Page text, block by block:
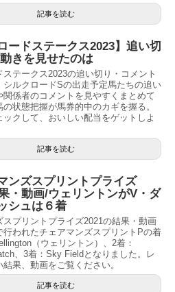
記事を読む
ードステークス2023】追い切
きを見せたのは
ステークス2023の追い切り・コメント
シルクロードSの出走予定馬たちの追い
関係者のコメントを見やすくまとめて
状態把握が馬券的中のカギを握る。
ックして、おいしい配当をゲットしよ
記事を読む
ンズスプリントプライズ
・動画/ウェリントンがV・ダ
シュは６着
スプリントプライズ2021の結果・動画
行われたチェアマンズスプリントPの着
（ウェリントン）、2着：
、3着：Sky Fieldとなりました。レ
果、動画をご覧ください。
記事を読む